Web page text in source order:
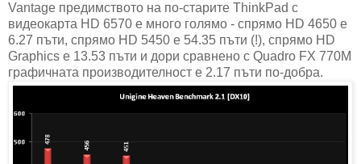
Vantage предимството на по-старите ThinkPad с
видеокарта HD 6570 е много голямо - спрямо HD 4650 е
6.27 пъти, спрямо HD 5450 е 54.35 пъти (!), спрямо HD
Graphics е 13.53 пъти и дори сравнено с Quadro FX 770M
графичната производителност е 2.17 пъти по-добра.